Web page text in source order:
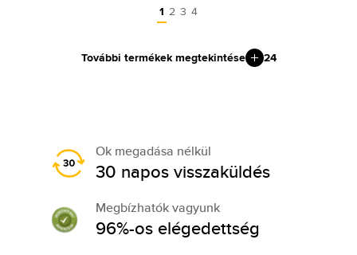
1 2 3 4
További termékek megtekintése 24
Ok megadása nélkül
30 napos visszaküldés
Megbízhatók vagyunk
96%-os elégedettség